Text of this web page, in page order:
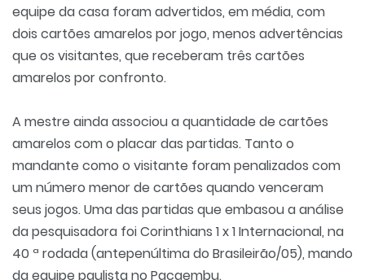
equipe da casa foram advertidos, em média, com
dois cartões amarelos por jogo, menos advertências
que os visitantes, que receberam três cartões
amarelos por confronto.
A mestre ainda associou a quantidade de cartões
amarelos com o placar das partidas. Tanto o
mandante como o visitante foram penalizados com
um número menor de cartões quando venceram
seus jogos. Uma das partidas que embasou a análise
da pesquisadora foi Corinthians 1 x 1 Internacional, na
40 ª rodada (antepenúltima do Brasileirão/05), mando
da equipe paulista no Pacaembu.